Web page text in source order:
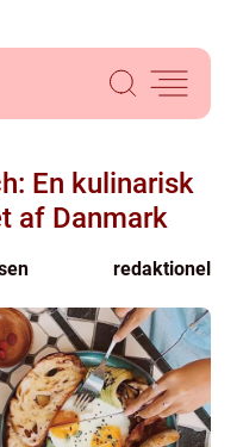
En kulinarisk
af Danmark
redaktionel